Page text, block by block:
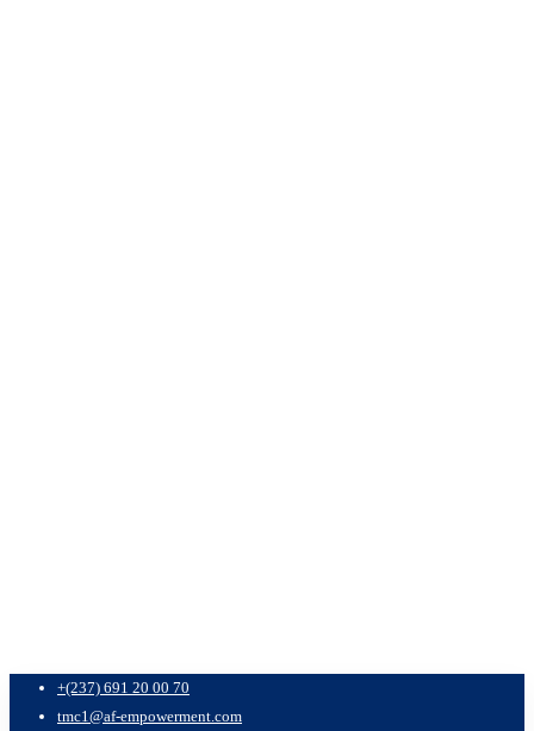
+(237) 691 20 00 70
tmc1@af-empowerment.com